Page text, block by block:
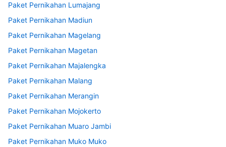
Paket Pernikahan Lumajang
Paket Pernikahan Madiun
Paket Pernikahan Magelang
Paket Pernikahan Magetan
Paket Pernikahan Majalengka
Paket Pernikahan Malang
Paket Pernikahan Merangin
Paket Pernikahan Mojokerto
Paket Pernikahan Muaro Jambi
Paket Pernikahan Muko Muko